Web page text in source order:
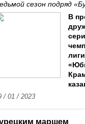
сезон подряд
В
/ 01 / 2023
маршем